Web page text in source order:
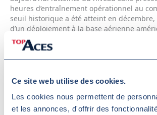
Ce site web utilise des cookies.
Les cookies nous permettent de
et les annonces, d'offrir des
heures d’entraînement opérationnel au
seuil historique a été atteint en décembre,
d’un déploiement à la base aérienne
Miramar. Les avions Alp...
Top Aces AME Wins 2018 Women in